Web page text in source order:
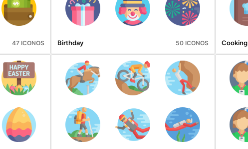
47 ICONOS Birthday 50 ICONOS Cooking